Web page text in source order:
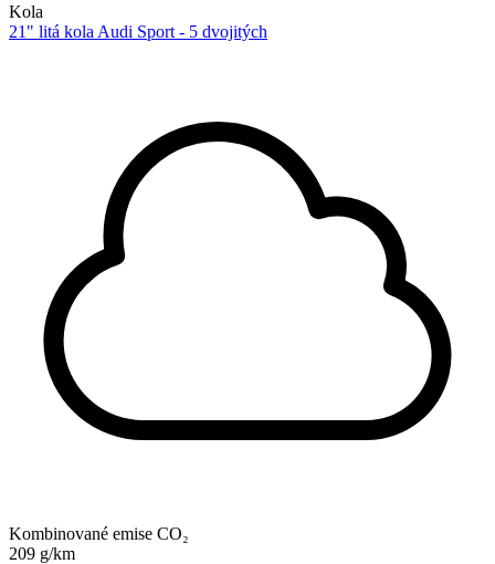
Kola
21" litá kola Audi Sport - 5 dvojitých
Kombinované emise CO₂
209 g/km